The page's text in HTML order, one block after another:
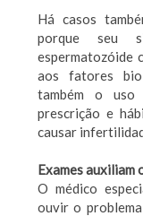
Há casos
porque seu
espermatozóide
aos fatores
também o uso
prescrição e
causar
Exames auxiliam
O médico
ouvir o